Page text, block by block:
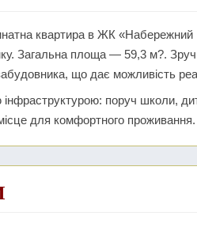
квартира в ЖК «Набережний
Загальна площа — 59,3 м?.
що дає можливість
поруч школи,
для комфортного проживання.